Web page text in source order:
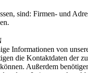
sind: Firmen- und
Informationen von
die Kontaktdaten der
Außerdem